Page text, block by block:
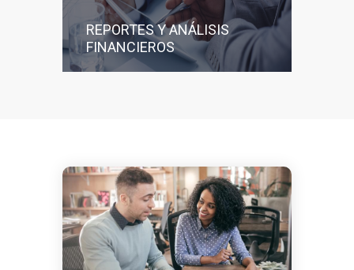
REPORTES Y ANÁLISIS
FINANCIEROS